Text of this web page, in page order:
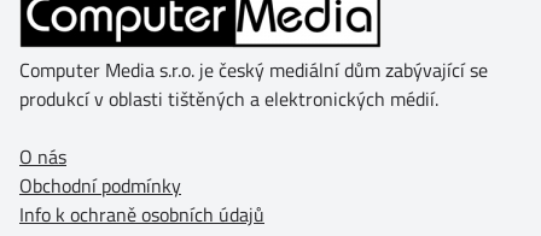
Computer Media s.r.o. je český mediální dům zabývající se
produkcí v oblasti tištěných a elektronických médií.
O nás
Obchodní podmínky
Info k ochraně osobních údajů